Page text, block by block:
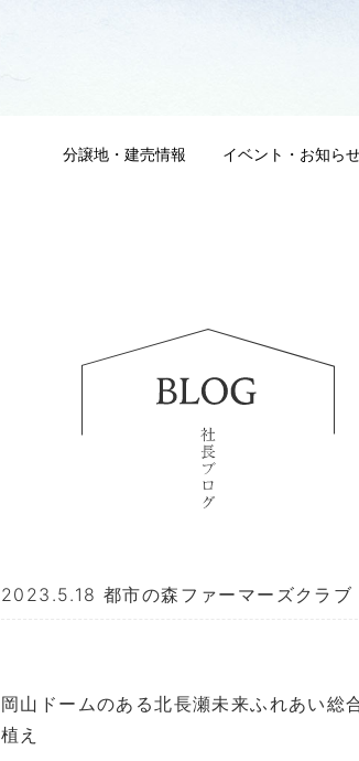
分譲地・建売情報 イベント・お知ら
2023.5.18 都市の森ファーマーズクラブ
岡山ドームのある北長瀬未来ふれあい総
植え